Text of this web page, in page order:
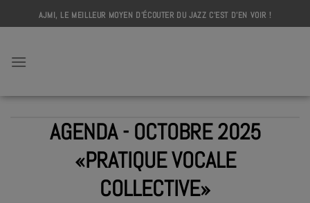
to
AJMI, LE MEILLEUR MOYEN D'ÉCOUTER DU JAZZ C'EST D'EN VOIR !
AGENDA - OCTOBRE 2025
«PRATIQUE VOCALE
COLLECTIVE»